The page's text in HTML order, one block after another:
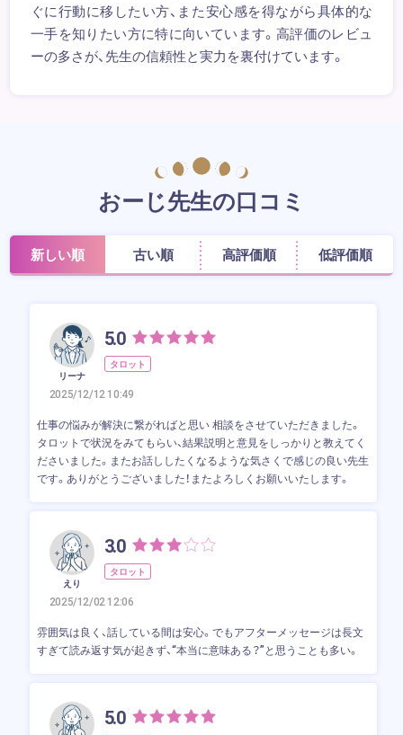
ぐに行動に移したい方、また安心感を得ながら具体的な
一手を知りたい方に特に向いています。高評価のレビュ
ーの多さが、先生の信頼性と実力を裏付けています。
おーじ先生の口コミ
新しい順 古い順 高評価順 低評価順
リーナ
5.0
タロット
2025/12/12 10:49
仕事の悩みが解決に繋がればと思い 相談をさせていただきました。
タロットで状況をみてもらい、結果説明と意見をしっかりと教えてく
ださいました。またお話ししたくなるような気さくで感じの良い先生
です。ありがとうございました！またよろしくお願いいたします。
えり
3.0
タロット
2025/12/02 12:06
雰囲気は良く、話している間は安心。でもアフターメッセージは長文
すぎて読み返す気が起きず、“本当に意味ある？”と思うことも多い。
5.0